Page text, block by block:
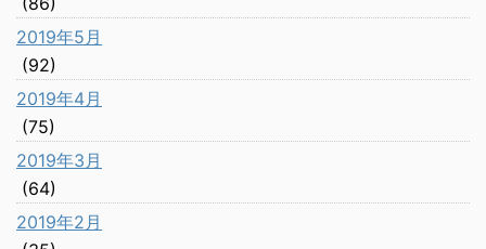
2019年5月
(92)
2019年4月
(75)
2019年3月
(64)
2019年2月